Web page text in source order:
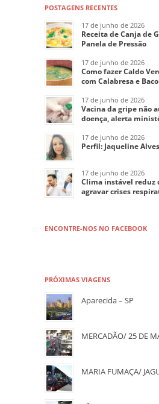
POSTAGENS RECENTES
17 de junho de 2026
Receita de Canja de
Panela de Pressão
17 de junho de 2026
Como fazer Caldo
com Calabresa e
17 de junho de 2026
Vacina da gripe não
doença, alerta
17 de junho de 2026
Perfil: Jaqueline
17 de junho de 2026
Clima instável reduz
agravar crises
ENCONTRE-NOS NO FACEBOOK
PRÓXIMAS VIAGENS
Aparecida – SP
MERCADÃO/ 25 DE
MARIA FUMAÇA/